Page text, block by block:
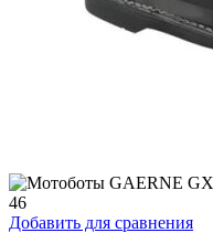
46
Добавить для сравнения